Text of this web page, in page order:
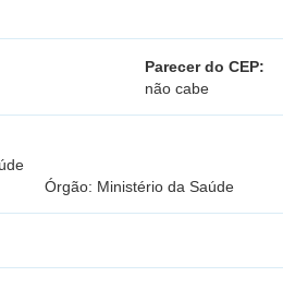
Parecer do CEP:
não cabe
Órgão: Ministério da Saúde